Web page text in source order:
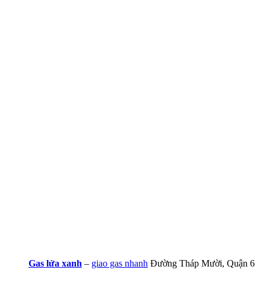
Gas lửa xanh – giao gas nhanh Đường Tháp Mười, Quận 6